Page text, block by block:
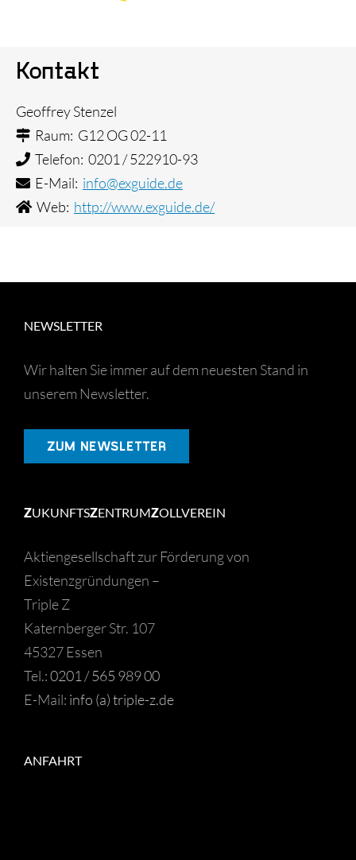
Kontakt
Geoffrey Stenzel
Raum: G12 OG 02-11
Telefon: 0201 / 522910-93
E-Mail: info@exguide.de
Web: http://www.exguide.de/
NEWSLETTER
Wir halten Sie immer auf dem neuesten Stand in
unserem Newsletter.
ZUM NEWSLETTER
ZUKUNFTSZENTRUMZOLLVEREIN
Aktiengesellschaft zur Förderung von
Existenzgründungen –
Triple Z
Katernberger Str. 107
45327 Essen
Tel.:0201 / 565 989 00
E-Mail: info (a) triple-z.de
ANFAHRT